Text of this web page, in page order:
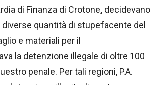
di Finanza di Crotone, decidevano
quantità di stupefacente del
e materiali per il
la detenzione illegale di oltre 100
penale. Per tali regioni, P.A.